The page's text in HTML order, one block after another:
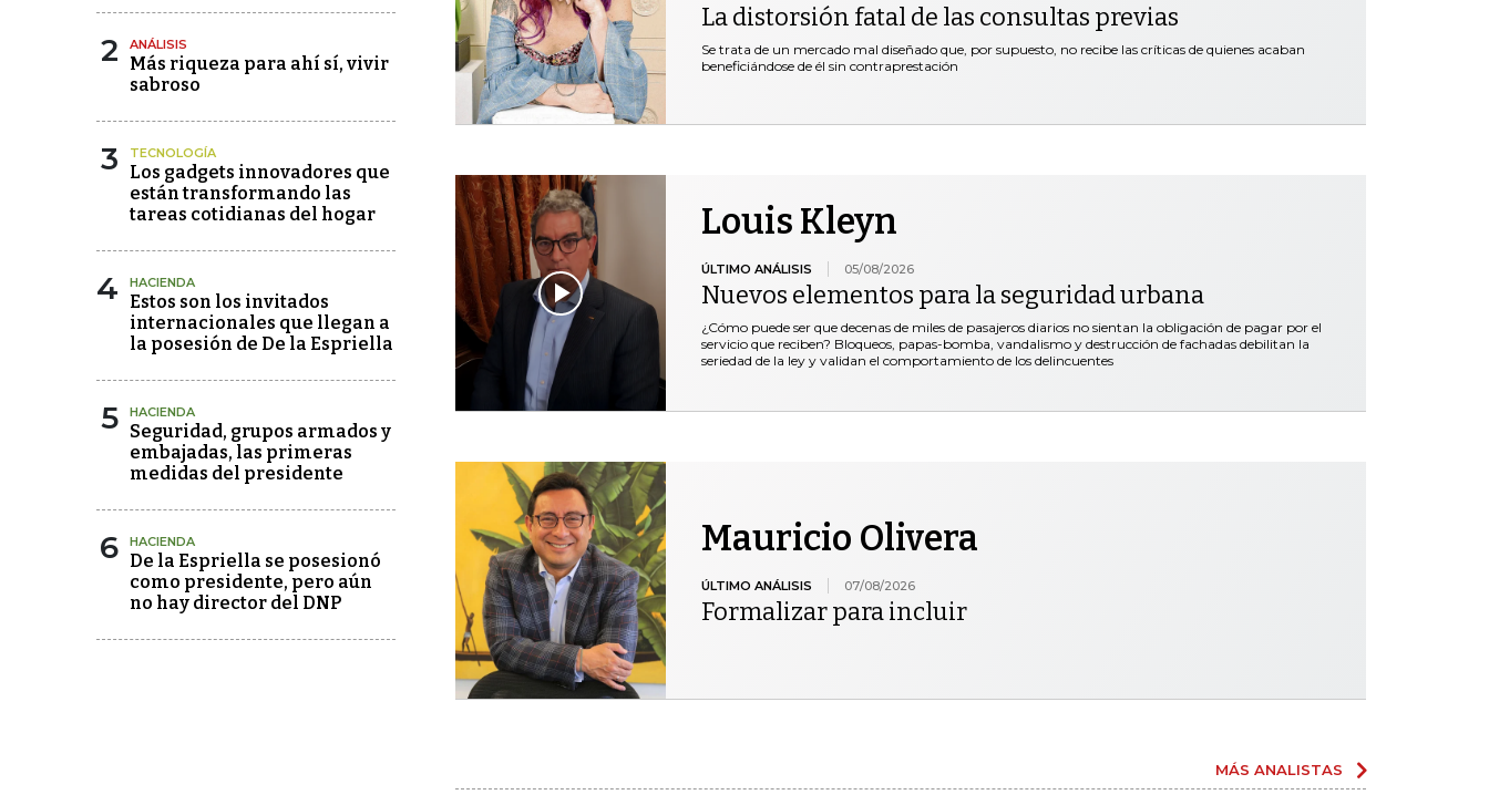
2 ANÁLISIS
Más riqueza para ahí sí, vivir
sabroso
3 TECNOLOGÍA
Los gadgets innovadores que
están transformando las
tareas cotidianas del hogar
4 HACIENDA
Estos son los invitados
internacionales que llegan a
la posesión de De la Espriella
5 HACIENDA
Seguridad, grupos armados y
embajadas, las primeras
medidas del presidente
6 HACIENDA
De la Espriella se posesionó
como presidente, pero aún
no hay director del DNP
La distorsión fatal de las consultas previas
Se trata de un mercado mal diseñado que, por supuesto, no recibe las críticas de quienes acaban
beneficiándose de él sin contraprestación
Louis Kleyn
ÚLTIMO ANÁLISIS 05/08/2026
Nuevos elementos para la seguridad urbana
¿Cómo puede ser que decenas de miles de pasajeros diarios no sientan la obligación de pagar por el
servicio que reciben? Bloqueos, papas-bomba, vandalismo y destrucción de fachadas debilitan la
seriedad de la ley y validan el comportamiento de los delincuentes
Mauricio Olivera
ÚLTIMO ANÁLISIS 07/08/2026
Formalizar para incluir
MÁS ANALISTAS